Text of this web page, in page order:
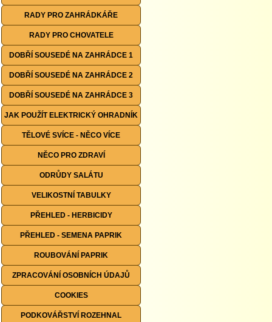
RADY PRO ZAHRÁDKÁŘE
RADY PRO CHOVATELE
DOBŘÍ SOUSEDÉ NA ZAHRÁDCE 1
DOBŘÍ SOUSEDÉ NA ZAHRÁDCE 2
DOBŘÍ SOUSEDÉ NA ZAHRÁDCE 3
JAK POUŽÍT ELEKTRICKÝ OHRADNÍK
TĚLOVÉ SVÍCE - NĚCO VÍCE
NĚCO PRO ZDRAVÍ
ODRŮDY SALÁTU
VELIKOSTNÍ TABULKY
PŘEHLED - HERBICIDY
PŘEHLED - SEMENA PAPRIK
ROUBOVÁNÍ PAPRIK
ZPRACOVÁNÍ OSOBNÍCH ÚDAJŮ
COOKIES
PODKOVÁŘSTVÍ ROZEHNAL